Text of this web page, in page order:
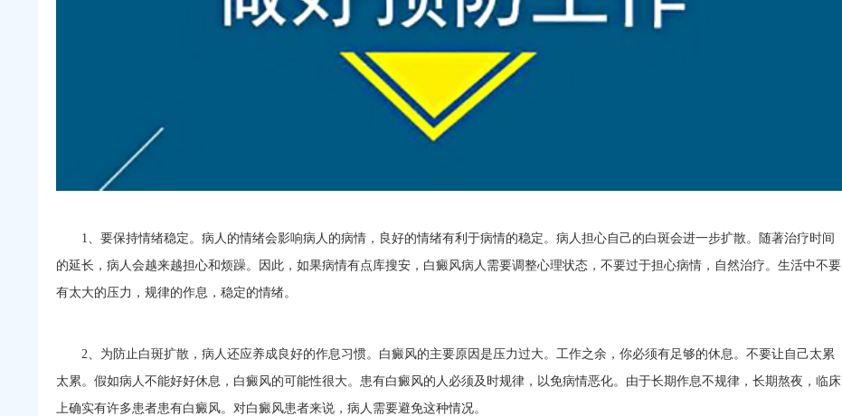
1、要保持情绪稳定。病人的情绪会影响病人的病情，良好的情绪有利于病情的稳定。病人担心自己的白斑会进一步扩散。随著治疗时间
的延长，病人会越来越担心和烦躁。因此，如果病情有点库搜安，白癜风病人需要调整心理状态，不要过于担心病情，自然治疗。生活中不要
有太大的压力，规律的作息，稳定的情绪。
2、为防止白斑扩散，病人还应养成良好的作息习惯。白癜风的主要原因是压力过大。工作之余，你必须有足够的休息。不要让自己太累
太累。假如病人不能好好休息，白癜风的可能性很大。患有白癜风的人必须及时规律，以免病情恶化。由于长期作息不规律，长期熬夜，临床
上确实有许多患者患有白癜风。对白癜风患者来说，病人需要避免这种情况。